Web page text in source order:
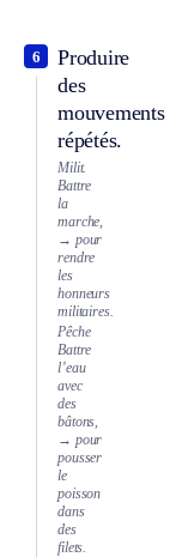
Produire
des
mouvements
répétés.
6
Milit.
Battre
la
marche,
→ pour
rendre
les
honneurs
militaires.
Pêche
Battre
l’eau
avec
des
bâtons,
→ pour
pousser
le
poisson
dans
des
filets.